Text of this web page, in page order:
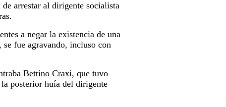
arrestar al dirigente socialista
a negar la existencia de una
fue agravando, incluso con
Bettino Craxi, que tuvo
posterior huía del dirigente